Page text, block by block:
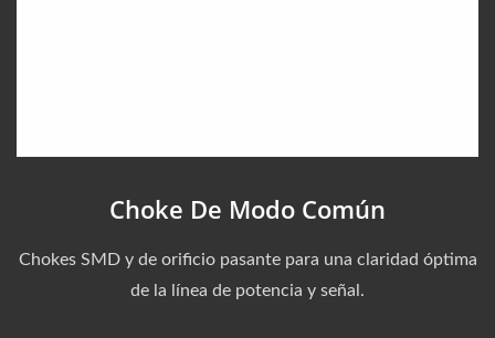
Choke De Modo Común
Chokes SMD y de orificio pasante para una claridad óptima
de la línea de potencia y señal.